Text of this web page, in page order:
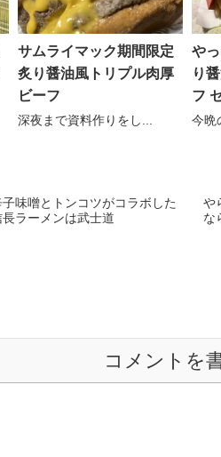
サムライマック期間限定
炙り醤油風トリプル肉厚
ビーフ
深夜まで資料作りをし...
や
り
フ
今晩
子味噌とトンコツがコラボした
長ラーメンは武士道
や
な
コメントを